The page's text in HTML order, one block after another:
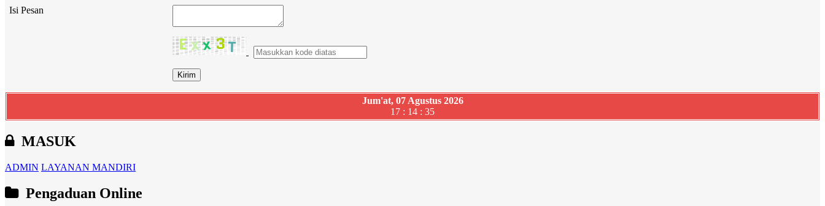
Isi Pesan
Jum'at, 07 Agustus 2026
17 : 14 : 36
MASUK
ADMIN LAYANAN MANDIRI
Pengaduan Online